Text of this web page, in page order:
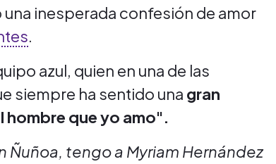
una inesperada confesión de amor
.
azul, quien en una de las
siempre ha sentido una gran
que yo amo".
Ñuñoa, tengo a Myriam Hernández